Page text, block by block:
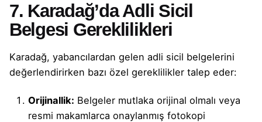
7. Karadağ’da Adli Sicil
Belgesi Gereklilikleri
Karadağ, yabancılardan gelen adli sicil belgelerini
değerlendirirken bazı özel gereklilikler talep eder:
Orijinallik: Belgeler mutlaka orijinal olmalı veya
resmi makamlarca onaylanmış fotokopi